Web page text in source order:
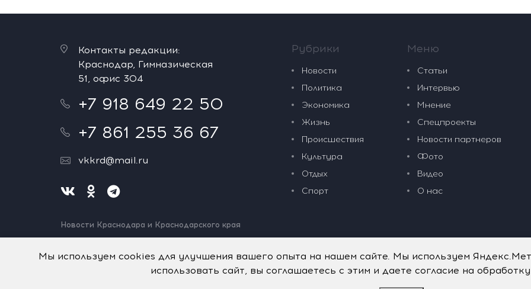
Контакты редакции:
Краснодар, Гимназическая
51, офис 304
+7 918 649 22 50
+7 861 255 36 67
vkkrd@mail.ru
Новости Краснодара и Краснодарского края
Нашли ошибку? Выделите и нажмите Ctrl+Enter.
Рубрики
Новости
Политика
Экономика
Жизнь
Происшествия
Культура
Отдых
Спорт
Меню
Статьи
Интервью
Мнение
Спецпроекты
Новости партнеров
Фото
Видео
О нас
Мы используем cookies для улучшения вашего опыта на нашем сайте. Мы используем
использовать сайт, вы соглашаетесь с этим и даете согласие на